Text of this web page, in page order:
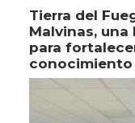
Tierra del
Malvinas,
para
conocimiento